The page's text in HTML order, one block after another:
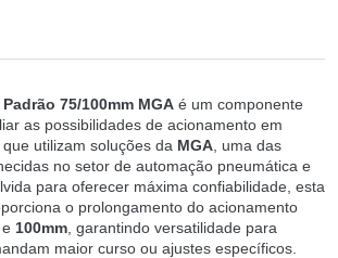
75/100mm MGA é um componente
as possibilidades de acionamento em
utilizam soluções da MGA , uma das
no setor de automação pneumática e
para oferecer máxima confiabilidade, esta
o prolongamento do acionamento
e 100mm , garantindo versatilidade para
maior curso ou ajustes específicos.